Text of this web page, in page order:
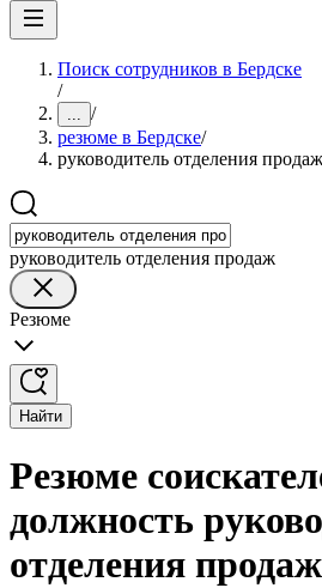
Поиск сотрудников в Бердске
/
... /
резюме в Бердске/
руководитель отделения продаж
руководитель отделения продаж
Резюме
Найти
Резюме
должность
отделения